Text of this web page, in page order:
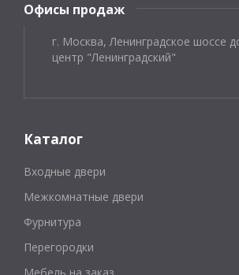
Офисы продаж
г. Москва, Ленинградское шоссе
центр "Ленинградский"
Каталог
Входные двери
Межкомнатные двери
Фурнитура
Перегородки